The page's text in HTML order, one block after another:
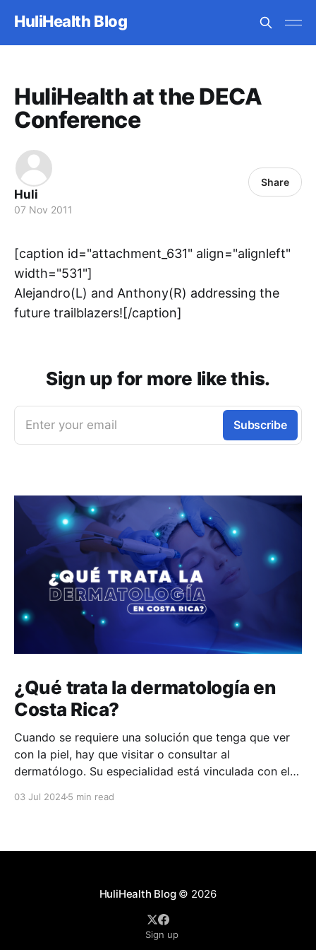
HuliHealth Blog
HuliHealth at the DECA
Conference
Huli
07 Nov 2011
Share
[caption id="attachment_631" align="alignleft"
width="531"]
Alejandro(L) and Anthony(R) addressing the
future trailblazers![/caption]
Sign up for more like this.
Enter your email Subscribe
¿Qué trata la dermatología en
Costa Rica?
Cuando se requiere una solución que tenga que ver
con la piel, hay que visitar o consultar al
dermatólogo. Su especialidad está vinculada con el
03 Jul 20245 min read
HuliHealth Blog© 2026
Sign up